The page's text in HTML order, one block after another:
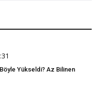
Yükseldi? Az Bilinen